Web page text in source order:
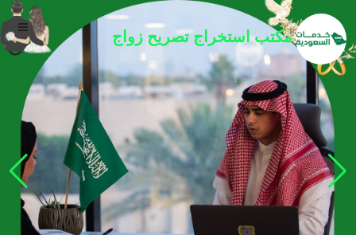
مكتب استخراج تصريح زواج